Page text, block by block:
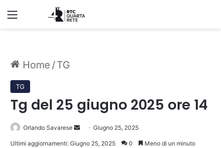
Menu
Home /TG
TG
Tg del 25 giugno 2025 ore 14
Orlando Savarese
Invia Giugno 25, 2025
Ultimi aggiornamenti: Giugno 25, 2025 0 Meno di un minuto